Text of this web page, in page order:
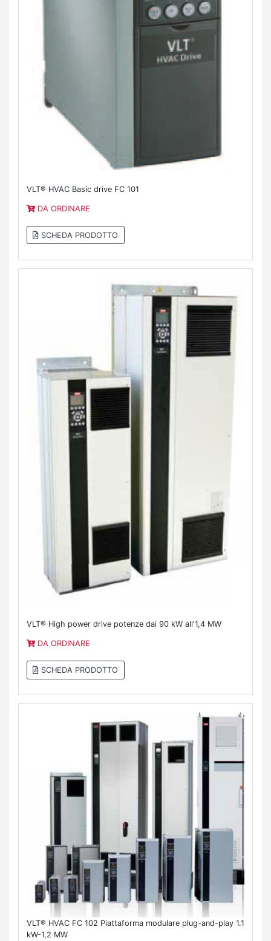
VLT® HVAC Basic drive FC 101
DA ORDINARE
SCHEDA PRODOTTO
VLT® High power drive potenze dai 90 kW all'1,4 MW
DA ORDINARE
SCHEDA PRODOTTO
VLT® HVAC FC 102 Piattaforma modulare plug-and-play 1.1
kW-1,2 MW